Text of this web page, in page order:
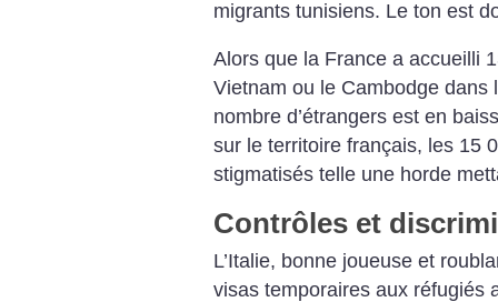
migrants tunisiens. Le ton est
Alors que la France a accueilli
Vietnam ou le Cambodge dans
nombre d’étrangers est en
sur le territoire français, les 15
stigmatisés telle une horde
Contrôles et
L’Italie, bonne joueuse et
visas temporaires aux réfugiés